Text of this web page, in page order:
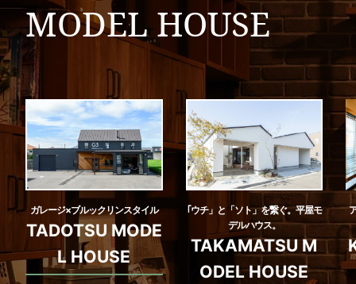
MODEL HOUSE
ガレージ×ブルックリンスタイル
TADOTSU MODE
L HOUSE
｢ウチ」と「ソト」を繋ぐ。平屋モ
デルハウス。
TAKAMATSU M
ODEL HOUSE